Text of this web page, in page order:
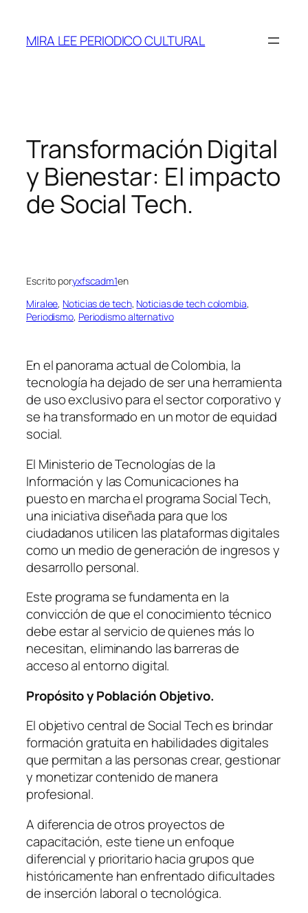
contenido
MIRA LEE PERIODICO CULTURAL
Transformación Digital
y Bienestar: El impacto
de Social Tech.
Escrito poryxfscadm1en
Miralee, Noticias de tech, Noticias de tech colombia
Periodismo, Periodismo alternativo
En el panorama actual de Colombia, la
tecnología ha dejado de ser una herramienta
de uso exclusivo para el sector corporativo y
se ha transformado en un motor de equidad
social.
El Ministerio de Tecnologías de la
Información y las Comunicaciones ha
puesto en marcha el programa Social Tech,
una iniciativa diseñada para que los
ciudadanos utilicen las plataformas digitales
como un medio de generación de ingresos y
desarrollo personal.
Este programa se fundamenta en la
convicción de que el conocimiento técnico
debe estar al servicio de quienes más lo
necesitan, eliminando las barreras de
acceso al entorno digital.
Propósito y Población Objetivo.
El objetivo central de Social Tech es brindar
formación gratuita en habilidades digitales
que permitan a las personas crear, gestionar
y monetizar contenido de manera
profesional.
A diferencia de otros proyectos de
capacitación, este tiene un enfoque
diferencial y prioritario hacia grupos que
históricamente han enfrentado dificultades
de inserción laboral o tecnológica.